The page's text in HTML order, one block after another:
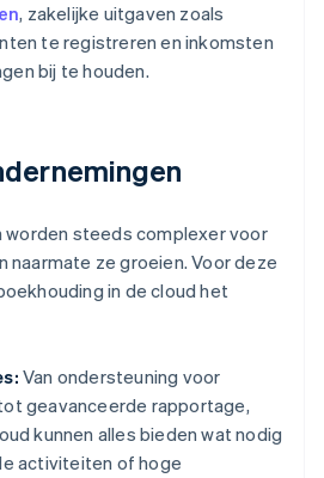
, zakelijke uitgaven zoals
te registreren en inkomsten
bij te houden.
worden steeds complexer voor
naarmate ze groeien. Voor deze
in de cloud het
Van ondersteuning voor
geavanceerde rapportage,
kunnen alles bieden wat nodig
activiteiten of hoge